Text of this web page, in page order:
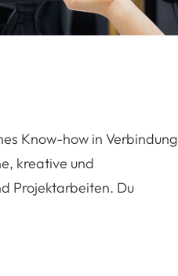
Know-how in Verbindung
kreative und
Projektarbeiten. Du